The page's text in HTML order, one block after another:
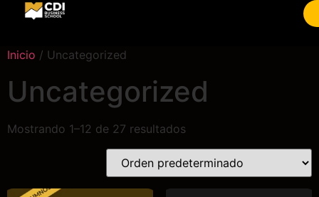
Inicio / Uncategorized
Uncategorized
Mostrando 1–12 de 27 resultados